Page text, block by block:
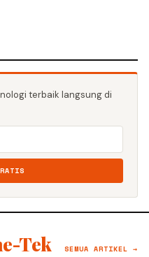
terbaik langsung di
Tek SEMUA ARTIKEL →